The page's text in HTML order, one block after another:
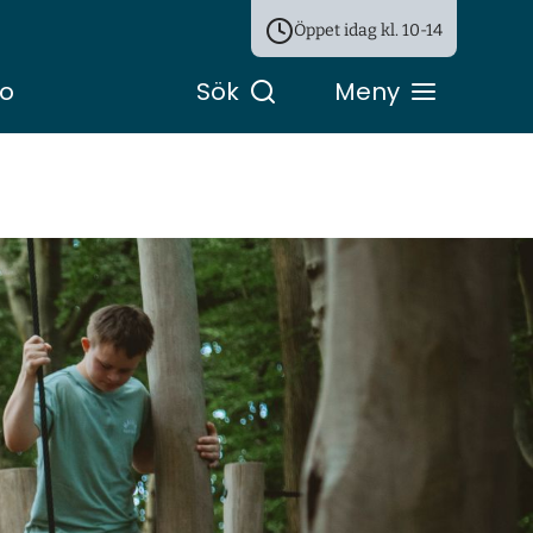
Öppet idag kl. 10-14
Sök Meny